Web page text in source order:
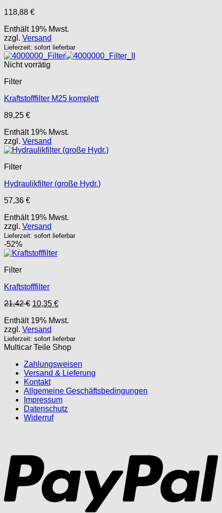
118,88 €
Enthält 19% Mwst.
zzgl. Versand
Lieferzeit: sofort lieferbar
Nicht vorrätig
Filter
Kraftstofffilter M25 komplett
89,25 €
Enthält 19% Mwst.
zzgl. Versand
Filter
Hydraulikfilter (große Hydr.)
57,36 €
Enthält 19% Mwst.
zzgl. Versand
Lieferzeit: sofort lieferbar
-52%
Filter
Kraftstofffilter
21,42€ Ursprünglicher
war:
21,42 €
10,35 €Aktueller
ist:
Enthält 19% Mwst.
zzgl. Versand
Lieferzeit: sofort lieferbar
Multicar Teile Shop
Zahlungsweisen
Versand & Lieferung
Kontakt
Allgemeine Geschäftsbedingungen
Impressum
Datenschutz
Widerruf